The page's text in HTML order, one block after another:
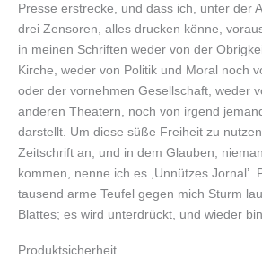
Presse erstrecke, und dass ich, unter der
drei Zensoren, alles drucken könne,
in meinen Schriften weder von der
Kirche, weder von Politik und Moral noch
oder der vornehmen Gesellschaft, weder
anderen Theatern, noch von irgend
darstellt. Um diese süße Freiheit zu
Zeitschrift an, und in dem Glauben,
kommen, nenne ich es ,Unnützes Jornal’.
tausend arme Teufel gegen mich Sturm
Blattes; es wird unterdrückt, und wieder
Produktsicherheit